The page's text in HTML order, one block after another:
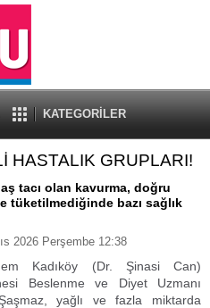
KATEGORİLER
HASTALIK GRUPLARI!
tacı olan kavurma, doğru
tüketilmediğinde bazı sağlık
2026 Perşembe 12:38
Kadıköy (Dr. Şinasi Can)
Beslenme ve Diyet Uzmanı
yağlı ve fazla miktarda